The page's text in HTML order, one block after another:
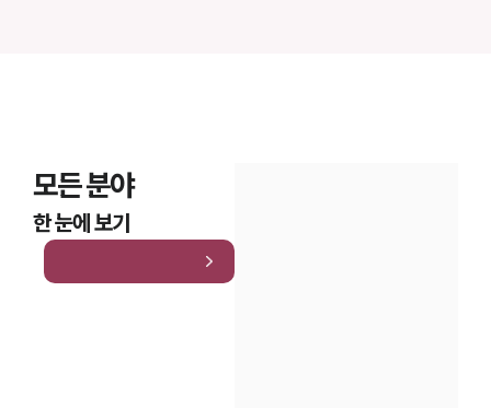
모든 분야
한 눈에 보기